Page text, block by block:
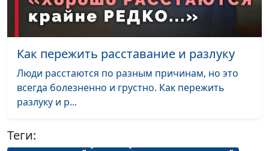
Хороший родитель:
границы, чувства и игра
Юлия Синицына,
Ольга Лебедева,
клинический
психолог
#751
Неудовлетворённые
потребности ребёнка:
оборотная сторона
Юлия Синицына,
Ольга Лебедева,
Настоящее детство —
Как пережить расставание и разлуку
Люди расстаются по разным причинам, но это
всегда болезненно и грустно. Как пережить
разлуку и р...
Теги: